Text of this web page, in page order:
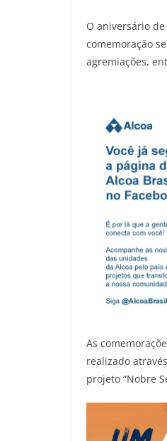
O aniversário
comemoração
agremiações,
As
realizado
projeto “Nobre